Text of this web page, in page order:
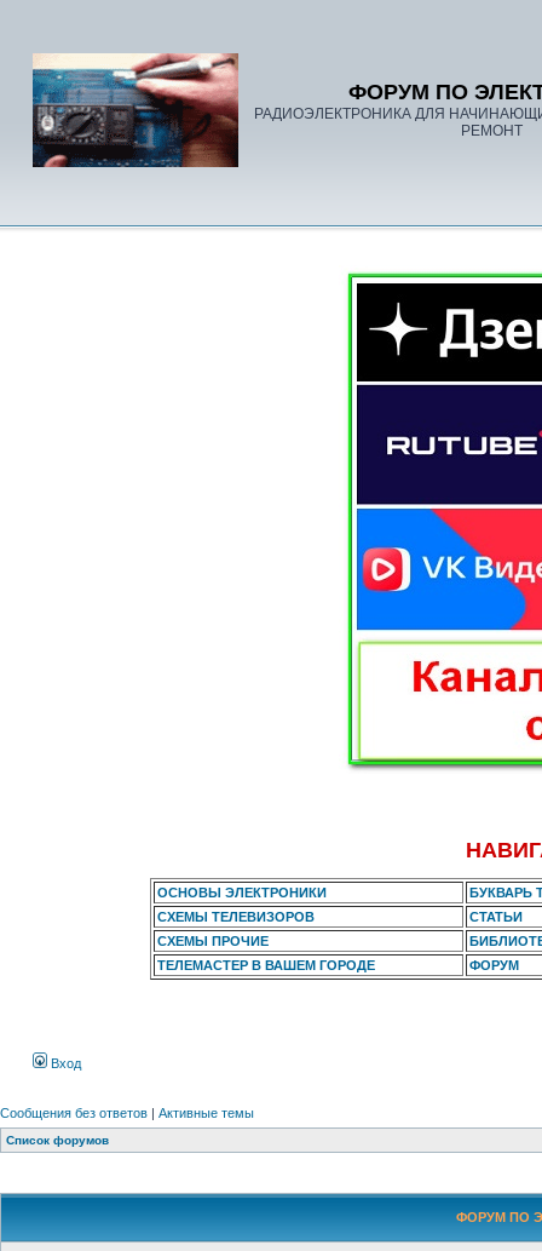
ФОРУМ ПО
РАДИОЭЛЕКТРОНИКА ДЛЯ
РЕМОНТ
ОСНОВЫ ЭЛЕКТРОНИКИ
БУКВАРЬ
СХЕМЫ ТЕЛЕВИЗОРОВ
СТАТЬИ
СХЕМЫ ПРОЧИЕ
ТЕЛЕМАСТЕР В ВАШЕМ ГОРОДЕ
ФОРУМ
Вход
Сообщения без ответов | Активные темы
Список форумов
ФОРУМ ПО